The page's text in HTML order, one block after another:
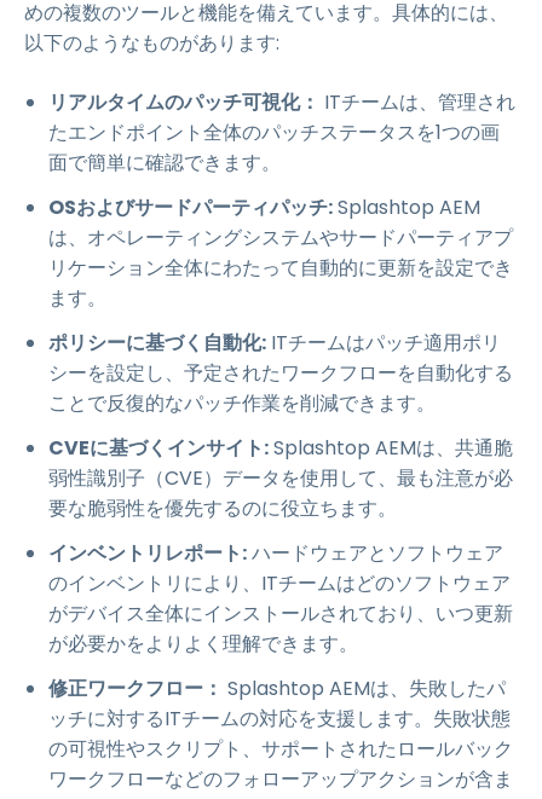
めの複数のツールと機能を備えています。具体的には、
以下のようなものがあります:
リアルタイムのパッチ可視化： ITチームは、管理され
たエンドポイント全体のパッチステータスを1つの画
面で簡単に確認できます。
OSおよびサードパーティパッチ:Splashtop AEM
は、オペレーティングシステムやサードパーティアプ
リケーション全体にわたって自動的に更新を設定でき
ます。
ポリシーに基づく自動化: ITチームはパッチ適用ポリ
シーを設定し、予定されたワークフローを自動化する
ことで反復的なパッチ作業を削減できます。
CVEに基づくインサイト:Splashtop AEMは、共通脆
弱性識別子（CVE）データを使用して、最も注意が必
要な脆弱性を優先するのに役立ちます。
インベントリレポート:ハードウェアとソフトウェア
のインベントリにより、ITチームはどのソフトウェア
がデバイス全体にインストールされており、いつ更新
が必要かをよりよく理解できます。
修正ワークフロー： Splashtop AEMは、失敗したパ
ッチに対するITチームの対応を支援します。失敗状態
の可視性やスクリプト、サポートされたロールバック
ワークフローなどのフォローアップアクションが含ま